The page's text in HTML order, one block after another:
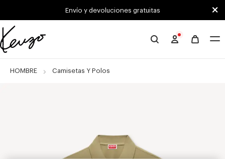
Skip to main content
Skip to footer contentEnvío y devoluciones gratuitas
Página
HOMBRE Camisetas Y Polos